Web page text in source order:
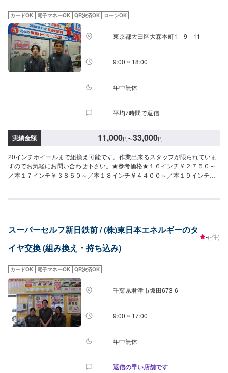
カードOK 電子マネーOK QR決済OK ローンOK
東京都大田区大森本町1－9－11
9:00 ~ 18:00
年中無休
平均7時間で返信
実績金額 11,000円〜33,000円
20インチホイールまで組換え可能です。作業出来るスタッフが限られていま
すのでお気軽にお問い合わせ下さい。★参考価格★１６インチ￥２７５０～
／本１７インチ￥３８５０～／本１８インチ￥４４００～／本１９インチ
になります※ランフラットタイヤ対応不可
スーパーセルフ新日鉄前 / (株)東日本エネルギーのタ
イヤ交換 (組み換え・持ち込み)
-(-件)
カードOK 電子マネーOK QR決済OK
千葉県君津市坂田673-6
9:00 ~ 17:00
年中無休
返信の早い店舗です